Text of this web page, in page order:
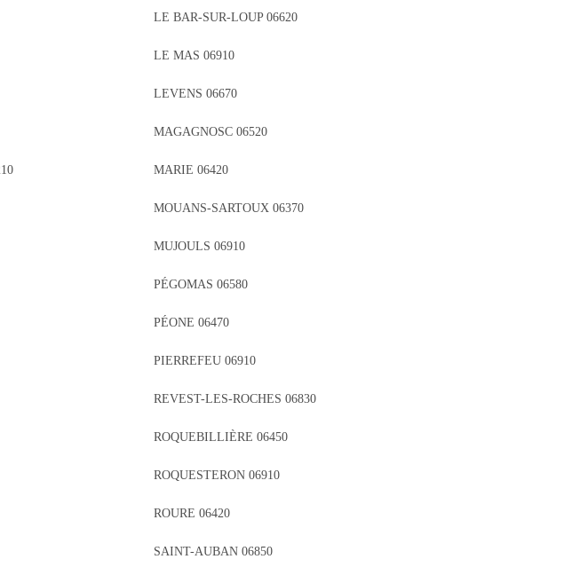
LE BAR-SUR-LOUP 06620
LE MAS 06910
LEVENS 06670
MAGAGNOSC 06520
MARIE 06420
MOUANS-SARTOUX 06370
MUJOULS 06910
PÉGOMAS 06580
PÉONE 06470
PIERREFEU 06910
REVEST-LES-ROCHES 06830
ROQUEBILLIÈRE 06450
ROQUESTERON 06910
ROURE 06420
SAINT-AUBAN 06850